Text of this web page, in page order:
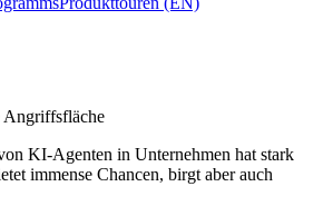
KI-Agenten in Unternehmen hat stark
immense Chancen, birgt aber auch